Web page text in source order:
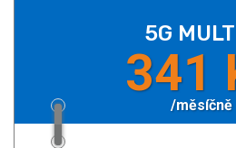
5G
341
/měsíčně